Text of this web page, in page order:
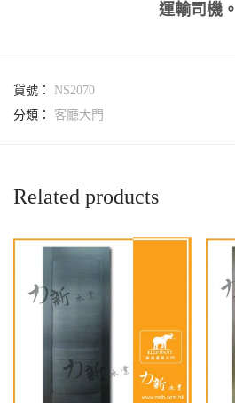
運輸司機。
貨號： NS2070
分類： 客廳大門
Related products